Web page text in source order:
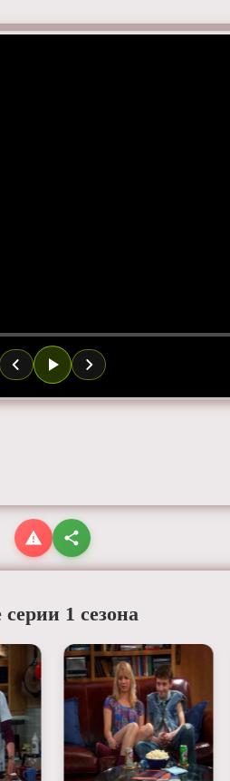
серии 1 сезона